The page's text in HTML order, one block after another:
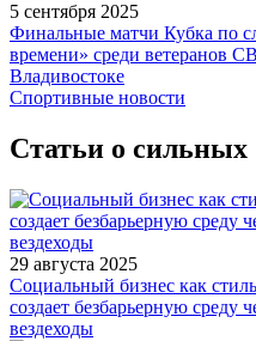
5 сентября 2025
Финальные матчи Кубка по
времени» среди ветеранов
Владивостоке
Спортивные новости
Статьи о сильных
29 августа 2025
Социальный бизнес как
создает безбарьерную среду
вездеходы